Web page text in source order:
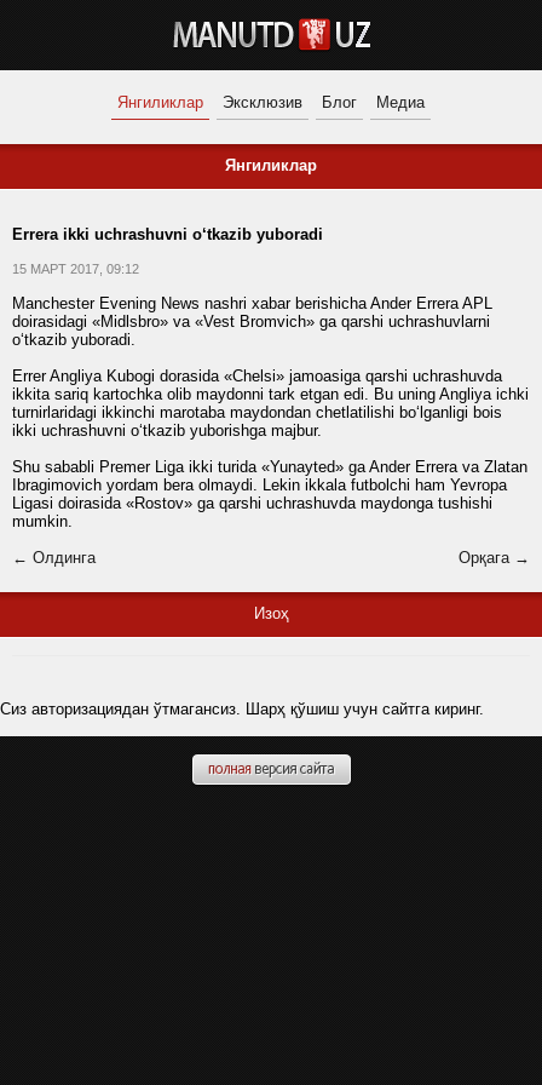
Янгиликлар Эксклюзив Блог Медиа
Янгиликлар
Errera ikki uchrashuvni o‘tkazib yuboradi
15 МАРТ 2017, 09:12
Manchester Evening News nashri xabar berishicha Ander Errera APL
doirasidagi «Midlsbro» va «Vest Bromvich» ga qarshi uchrashuvlarni
o‘tkazib yuboradi.
Errer Angliya Kubogi dorasida «Chelsi» jamoasiga qarshi uchrashuvda
ikkita sariq kartochka olib maydonni tark etgan edi. Bu uning Angliya ichki
turnirlaridagi ikkinchi marotaba maydondan chetlatilishi bo‘lganligi bois
ikki uchrashuvni o‘tkazib yuborishga majbur.
Shu sababli Premer Liga ikki turida «Yunayted» ga Ander Errera va Zlatan
Ibragimovich yordam bera olmaydi. Lekin ikkala futbolchi ham Yevropa
Ligasi doirasida «Rostov» ga qarshi uchrashuvda maydonga tushishi
mumkin.
← Олдинга
Орқага →
Изоҳ
Сиз авторизациядан ўтмагансиз. Шарҳ қўшиш учун сайтга киринг.